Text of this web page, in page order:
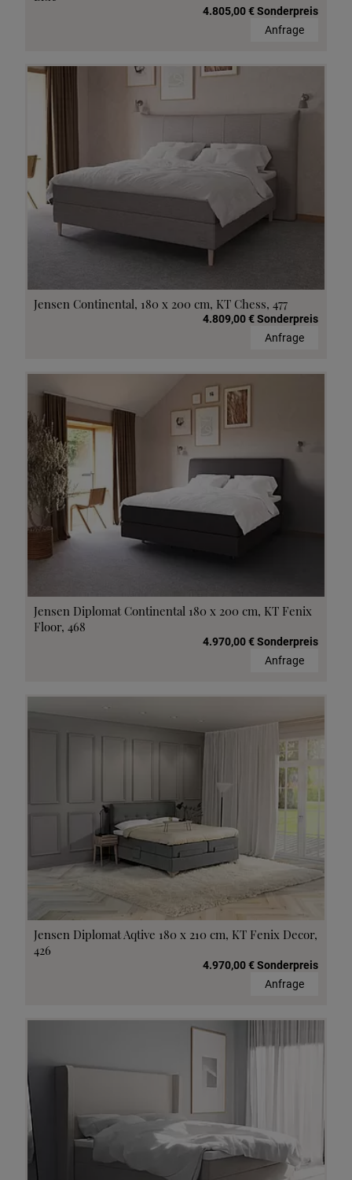
4.805,00 € Sonderpreis
Anfrage
Jensen Continental, 180 x 200 cm, KT Chess, 477
4.809,00 € Sonderpreis
Anfrage
Jensen Diplomat Continental 180 x 200 cm, KT Fenix
Floor, 468
4.970,00 € Sonderpreis
Anfrage
Jensen Diplomat Aqtive 180 x 210 cm, KT Fenix Decor,
426
4.970,00 € Sonderpreis
Anfrage